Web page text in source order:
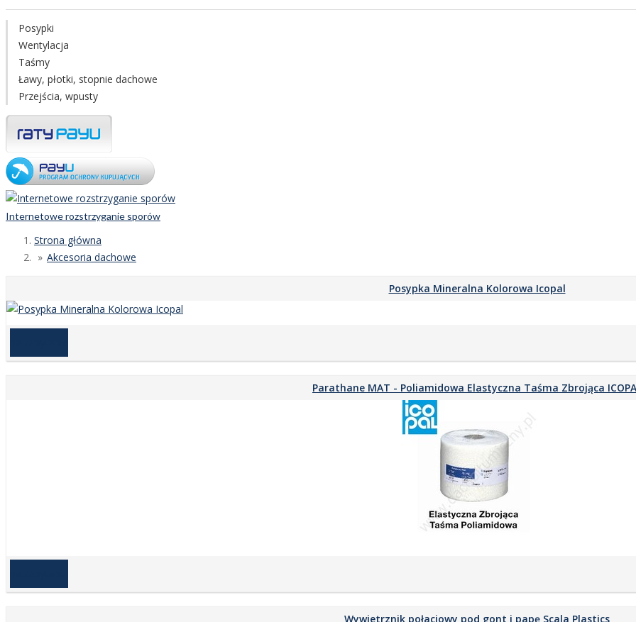
Posypki
Wentylacja
Taśmy
Ławy, płotki, stopnie dachowe
Przejścia, wpusty
Internetowe rozstrzyganie sporów
Strona główna
Akcesoria dachowe
Posypka Mineralna Kolorowa Icopal
Parathane MAT - Poliamidowa Elastyczna Taśma Zbrojąca
Wywietrznik połaciowy pod gont i papę Scala Plastics